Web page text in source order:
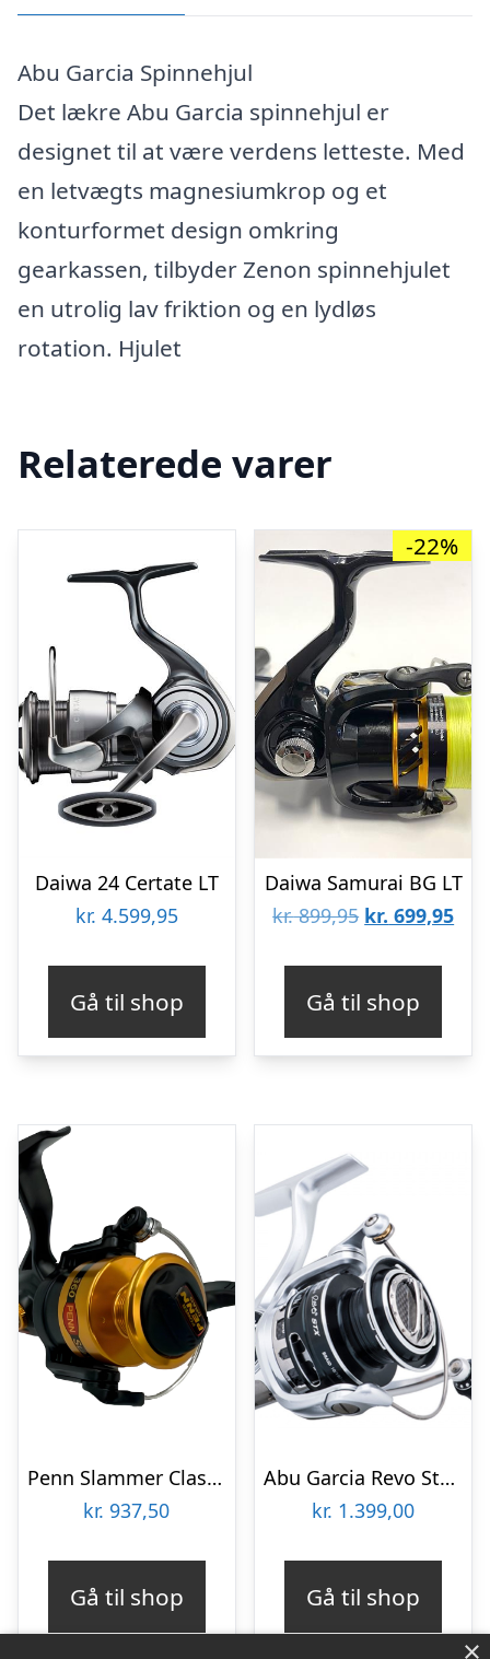
Abu Garcia Spinnehjul
Det lækre Abu Garcia spinnehjul er
designet til at være verdens letteste. Med
en letvægts magnesiumkrop og et
konturformet design omkring
gearkassen, tilbyder Zenon spinnehjulet
en utrolig lav friktion og en lydløs
rotation. Hjulet
Relaterede varer
Daiwa 24 Certate LT
kr. 4.599,95
Gå til shop
-22%
Daiwa Samurai BG LT
kr.899,95 Den
var:
kr. 899,95.
kr. 699,95Den
kr.
Gå til shop
Penn Slammer Classic 260 – Fastspolehjul
kr. 937,50
Gå til shop
Abu Garcia Revo Stx Spin 10 – Fastspolehjul
kr. 1.399,00
Gå til shop
×